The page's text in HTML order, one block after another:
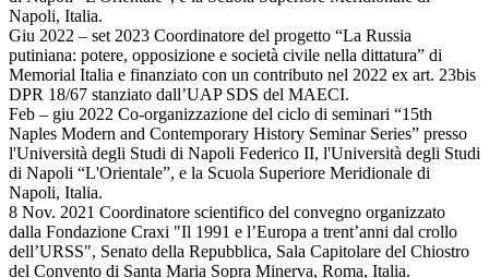
Napoli, Italia.
Giu 2022 – set 2023 Coordinatore del progetto “La Russia
putiniana: potere, opposizione e società civile nella dittatura” di
Memorial Italia e finanziato con un contributo nel 2022 ex art. 23bis
DPR 18/67 stanziato dall’UAP SDS del MAECI.
Feb – giu 2022 Co-organizzazione del ciclo di seminari “15th
Naples Modern and Contemporary History Seminar Series” presso
l'Università degli Studi di Napoli Federico II, l'Università degli Studi
di Napoli “L'Orientale”, e la Scuola Superiore Meridionale di
Napoli, Italia.
8 Nov. 2021 Coordinatore scientifico del convegno organizzato
dalla Fondazione Craxi "Il 1991 e l’Europa a trent’anni dal crollo
dell’URSS", Senato della Repubblica, Sala Capitolare del Chiostro
del Convento di Santa Maria Sopra Minerva, Roma, Italia.